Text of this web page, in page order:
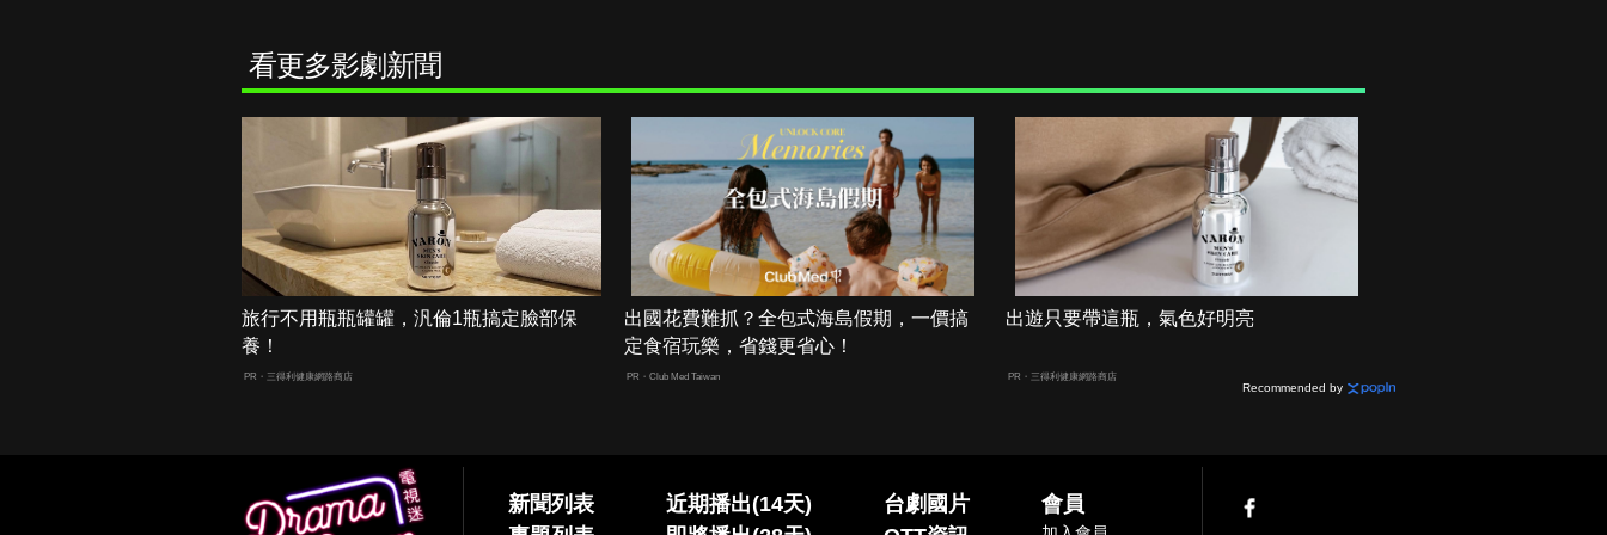
看更多影劇新聞
旅行不用瓶瓶罐罐，汎倫1瓶搞定臉部保
養！
PR・三得利健康網路商店
出國花費難抓？全包式海島假期，一價搞
定食宿玩樂，省錢更省心！
PR・Club Med Taiwan
出遊只要帶這瓶，氣色好明亮
PR・三得利健康網路商店
Recommended by
新聞列表
近期播出(14天)
台劇國片
會員